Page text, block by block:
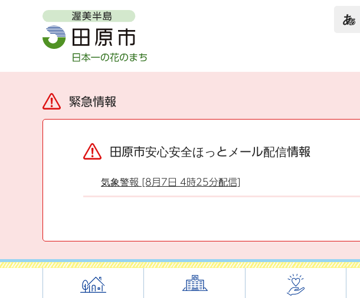
緊急情報
田原市安心安全ほっとメール配信情報
気象警報 [8月7日 4時25分配信]